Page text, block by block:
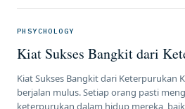
PHSYCHOLOGY
Kiat Sukses Bangkit dari
Kiat Sukses Bangkit dari Keterpurukan
berjalan mulus. Setiap orang pasti
keterpurukan dalam hidup mereka,